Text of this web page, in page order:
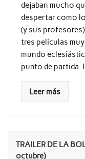
dejaban mucho
despertar como
(y sus
tres películas
mundo
punto de partida.
Leer más
TRAILER DE LA
octubre)